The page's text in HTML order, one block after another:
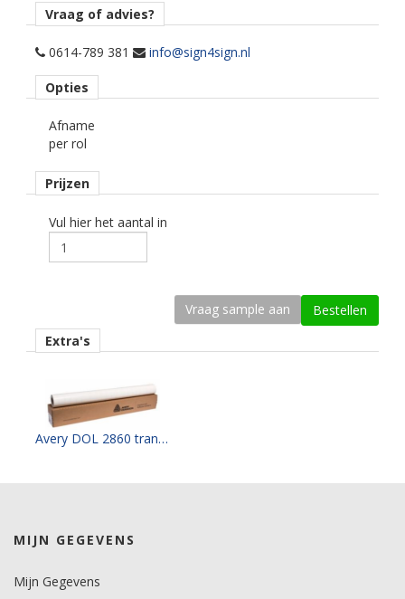
Toepassing
Te gebruiken voor nagenoeg alle denkbare binnen- en
ondergrond.
Materiaaltype
printmedia Polymeer.
kenmerk belijming
wit glans.
Ondergrond
Dikte
80 mu.
gecoat kraft papier.
Maximale krimp (mm)
Vraag of advies?
0614-789 381 info@sign4sign.nl
Opties
Afname
per rol
Prijzen
Vul hier het aantal in
Extra's
Avery DOL 2860 transparent gloss, permanent adhesive (clear) 106 cm x 50 mtr
MIJN GEGEVENS
Mijn Gegevens